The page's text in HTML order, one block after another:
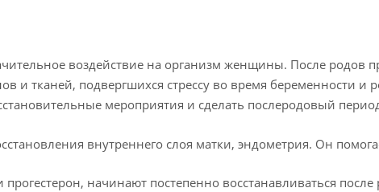
воздействие на организм женщины. После родов
и тканей, подвергшихся стрессу во время беременности и
мероприятия и сделать послеродовый
внутреннего слоя матки, эндометрия. Он
прогестерон, начинают постепенно восстанавливаться